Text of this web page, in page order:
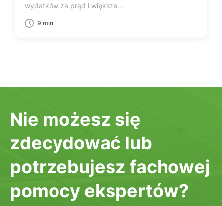
wydatków za prąd i większe…
9 min
Nie możesz się
zdecydować lub
potrzebujesz fachowej
pomocy ekspertów?